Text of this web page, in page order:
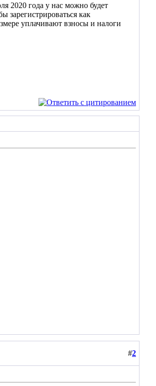
2020 года у нас можно будет
как
уплачивают взносы и налоги
#2